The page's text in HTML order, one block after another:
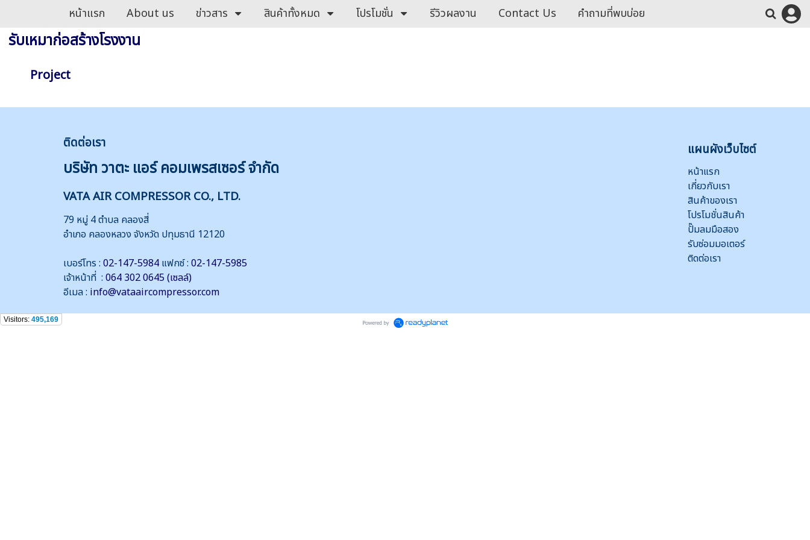
หน้าแรก About us ข่าวสาร สินค้าทั้งหมด โปรโมชั่น รีวิวผลงาน Contact Us คำถามที่พบบ่อย
รับเหมาก่อสร้างโรงงาน
Project
ติดต่อเรา
บริษัท วาตะ แอร์ คอมเพรสเซอร์ จำกัด
VATA AIR COMPRESSOR CO., LTD.
79 หมู่ 4 ตำบล คลองสี่
อำเภอ คลองหลวง จังหวัด ปทุมธานี 12120
เบอร์โทร : 02-147-5984 แฟกซ์ : 02-147-5985
เจ้าหน้าที่ : 064 302 0645 (เซลล์)
อีเมล : info@vataaircompressor.com
แผนผังเว็บไซต์
หน้าแรก
เกี่ยวกับเรา
สินค้าของเรา
โปรโมชั่นสินค้า
ปั๊มลมมือสอง
รับซ่อมมอเตอร์
ติดต่อเรา
Visitors: 495,169